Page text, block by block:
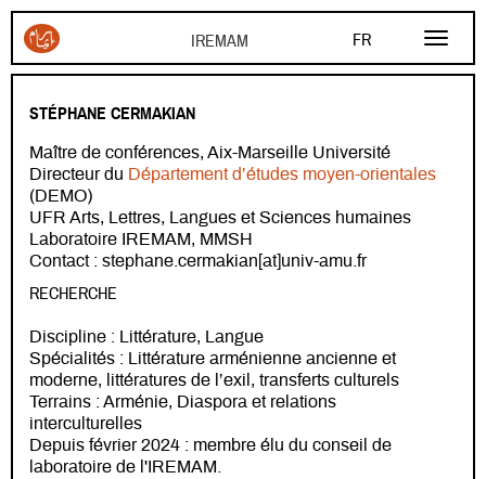
FR
EN
Aller au contenu principal
STÉPHANE CERMAKIAN
Maître de conférences, Aix-Marseille Université
Directeur du Département d’études moyen-orientales
(DEMO)
UFR Arts, Lettres, Langues et Sciences humaines
Laboratoire IREMAM, MMSH
Contact : stephane.cermakian[at]univ-amu.fr
RECHERCHE
Discipline : Littérature, Langue
Spécialités : Littérature arménienne ancienne et
moderne, littératures de l’exil, transferts culturels
Terrains : Arménie, Diaspora et relations
interculturelles
Depuis février 2024 : membre élu du conseil de
laboratoire de l'IREMAM.